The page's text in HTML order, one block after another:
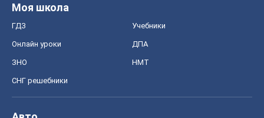
Моя школа
ГДЗ Учебники
Онлайн уроки ДПА
ЗНО НМТ
СНГ решебники